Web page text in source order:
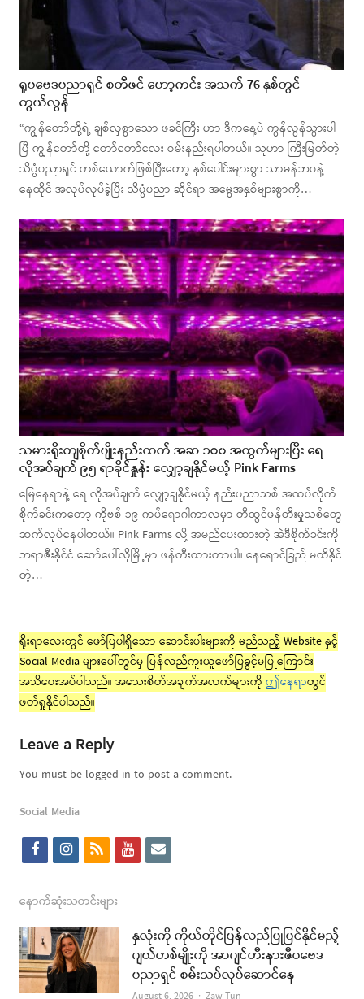
ရူပဗေဒပညာရှင် စတီဖင် ဟော့ကင်း အသက် 76 နှစ်တွင်
ကွယ်လွန်
“ကျွန်တော်တို့ရဲ့ ချစ်လှစွာသော ဖခင်ကြီး ဟာ ဒီကနေ့ပဲ ကွန်လွန်သွားပါ
ပြီ ကျွန်တော်တို့ တော်တော်လေး ဝမ်းနည်းရပါတယ်။ သူဟာ ကြီးမြတ်တဲ့
သိပ္ပံပညာရှင် တစ်ယောက်ဖြစ်ပြီးတော့ နှစ်ပေါင်းများစွာ သာမန်ဘဝနဲ့
နေထိုင် အလုပ်လုပ်ခဲ့ပြီး သိပ္ပံပညာ ဆိုင်ရာ အမွေအနှစ်များစွာကို…
သမားရိုးကျစိုက်ပျိုးနည်းထက် အဆ ၁၀၀ အထွက်များပြီး ရေ
လိုအပ်ချက် ၉၅ ရာခိုင်နှုန်း လျှော့ချနိုင်မယ့် Pink Farms
မြေနေရာနဲ့ ရေ လိုအပ်ချက် လျှော့ချနိုင်မယ့် နည်းပညာသစ် အထပ်လိုက်
စိုက်ခင်းကတော့ ကိုဗစ်-၁၉ ကပ်ရောဂါကာလမှာ တီထွင်ဖန်တီးမှုသစ်တွေ
ဆက်လုပ်နေပါတယ်။ Pink Farms လို့ အမည်ပေးထားတဲ့ အဲဒီစိုက်ခင်းကို
ဘရာဇီးနိုင်ငံ ဆော်ပေါ်လိုမြို့မှာ ဖန်တီးထားတာပါ။ နေရောင်ခြည် မထိနိုင်
တဲ့…
ရိုးရာလေးတွင် ဖော်ပြပါရှိသော ဆောင်းပါးများကို မည်သည့် Website နှင့်
Social Media များပေါ်တွင်မှ ပြန်လည်ကူးယူဖော်ပြခွင့်မပြုကြောင်း
အသိပေးအပ်ပါသည်။ အသေးစိတ်အချက်အလက်များကို ဤနေရာတွင်
ဖတ်ရှုနိုင်ပါသည်။
Leave a Reply
You must be logged in to post a comment.
Social Media
f
c
e
b
o
i
s
t
a
g
r
s
y
t
u
b
e
i
l
နောက်ဆုံးသတင်းများ
နှလုံးကို ကိုယ်တိုင်ပြန်လည်ပြုပြင်နိုင်မည့်
ဂျယ်တစ်မျိုးကို အာဂျင်တီးနားဇီဝဗေဒ
ပညာရှင် စမ်းသပ်လုပ်ဆောင်နေ